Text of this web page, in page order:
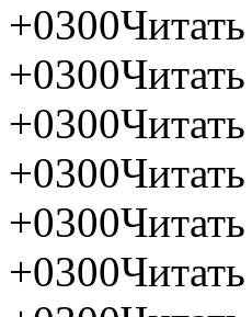
+0300
+0300
+0300
+0300
+0300
+0300